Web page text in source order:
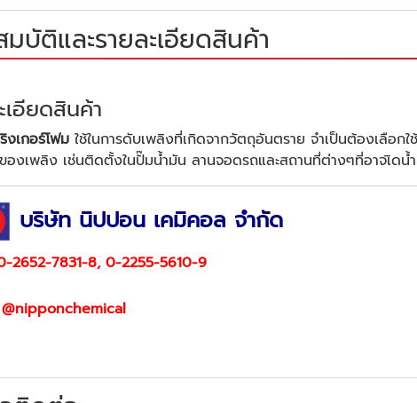
บัติและรายละเอียดสินค้า
เอียดสินค้า
งเกอร์โฟม ใช้ในการดับเพลิงที่เกิดจากวัตถุอันตราย จำเป็นต้องเลือ
งเพลิง เช่นติดตั้งในปั๊มน้ำมัน ลานจอดรถและสถานที่ต่างๆที่อาจเิดน้
บริษัท นิปปอน เคมิคอล จำกัด
2652-7831-8, 0-2255-5610-9
@nipponchemical